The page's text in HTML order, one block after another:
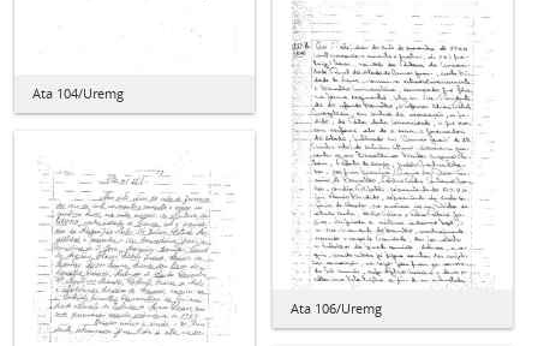
Ata 104/Uremg
Ata 106/Uremg